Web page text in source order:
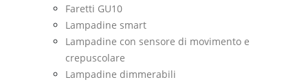
Faretti GU10
Lampadine smart
Lampadine con sensore di movimento e
crepuscolare
Lampadine dimmerabili